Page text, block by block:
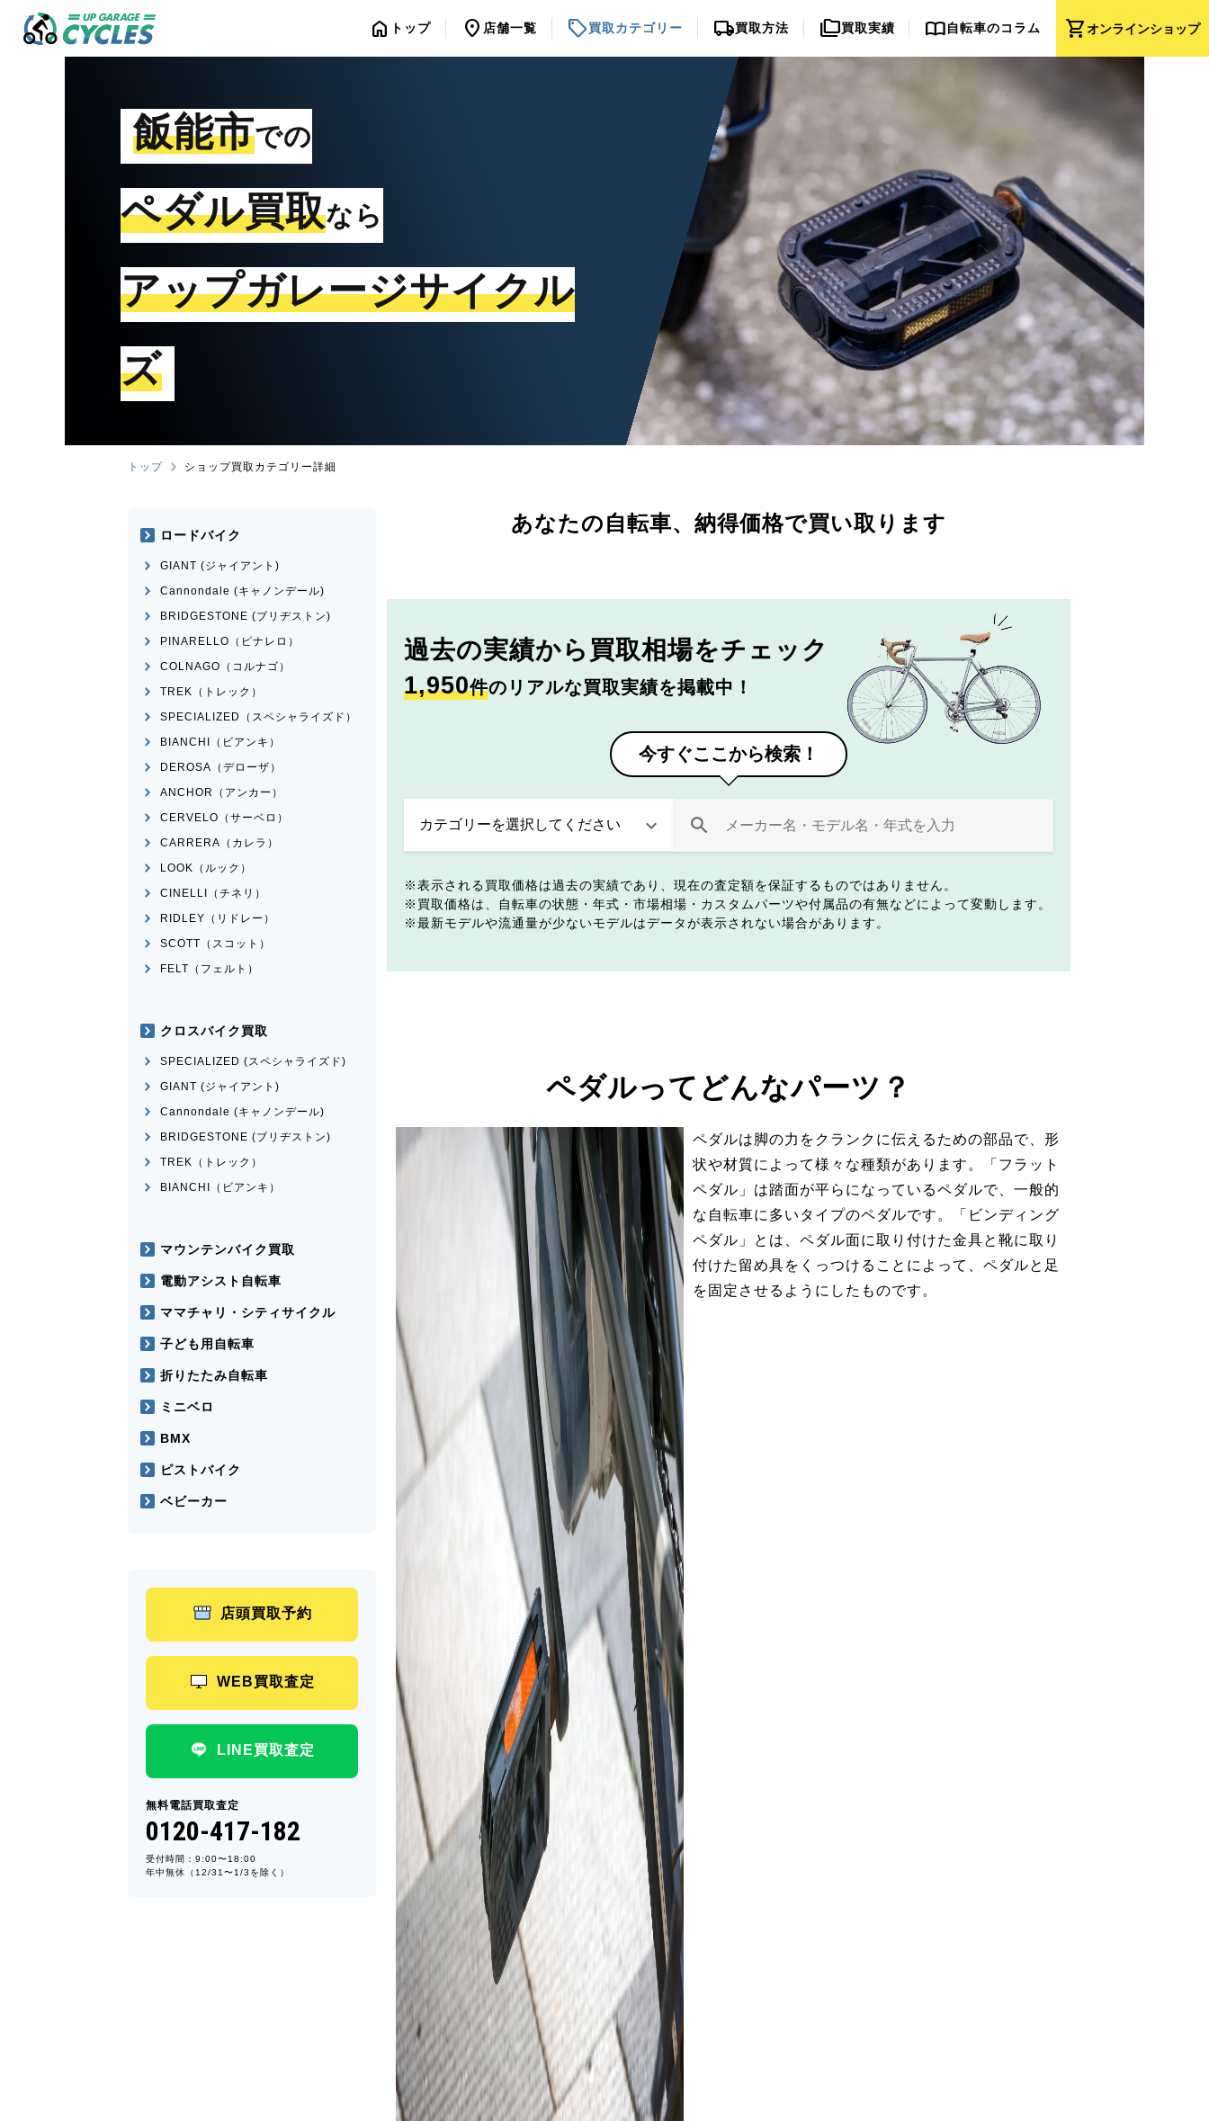
shopping_cartオンラインショップ
home トップ location_on 店舗一覧 sell買取カテゴリー local_shipping買取方法 folder_copy買取実績 import_contacts自転車のコラム
飯能市での
ペダル買取なら
アップガレージサイクル
ズ
トップ ショップ買取カテゴリー詳細
あなたの自転車、 納得価格で買い取ります
過去の実績から 買取相場をチェック
1,950件のリアルな買取実績を掲載中！
今すぐここから検索！
表示される買取価格は過去の実績であり、現在の査定額を保証するものではありません。
買取価格は、自転車の状態・年式・市場相場・カスタムパーツや付属品の有無などによって変動します。
最新モデルや流通量が少ないモデルはデータが表示されない場合があります。
ペダルってどんなパーツ？
ペダルは脚の力をクランクに伝えるための部品で、形
状や材質によって様々な種類があります。「フラット
ペダル」は踏面が平らになっているペダルで、一般的
な自転車に多いタイプのペダルです。「ビンディング
ペダル」とは、ペダル面に取り付けた金具と靴に取り
付けた留め具をくっつけることによって、ペダルと足
を固定させるようにしたものです。
ロードバイク
GIANT (ジャイアント)
Cannondale (キャノンデール)
BRIDGESTONE (ブリヂストン)
PINARELLO（ピナレロ）
COLNAGO（コルナゴ）
TREK（トレック）
SPECIALIZED（スペシャライズド）
BIANCHI（ビアンキ）
DEROSA（デローザ）
ANCHOR（アンカー）
CERVELO（サーベロ）
CARRERA（カレラ）
LOOK（ルック）
CINELLI（チネリ）
RIDLEY（リドレー）
SCOTT（スコット）
FELT（フェルト）
クロスバイク買取
SPECIALIZED (スペシャライズド)
GIANT (ジャイアント)
Cannondale (キャノンデール)
BRIDGESTONE (ブリヂストン)
TREK（トレック）
BIANCHI（ビアンキ）
マウンテンバイク買取
電動アシスト自転車
ママチャリ・シティサイクル
子ども用自転車
折りたたみ自転車
ミニベロ
BMX
ピストバイク
ベビーカー
店頭買取予約
WEB買取査定
LINE買取査定
無料電話買取査定
0120-417-182
受付時間：9:00〜18:00
年中無休（12/31〜1/3を除く）